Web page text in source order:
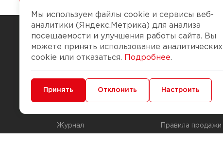
Чтобы вам легко работалось
Журнал
Доставка и оплата
Правила продажи
Мы используем файлы cookie и сервисы веб-
аналитики (Яндекс.Метрика) для анализа
посещаемости и улучшения работы сайта. Вы
можете принять использование аналитических
cookie или отказаться.
Подробнее.
Минимальные Функциональные/Аналитические
Принять Отклонить Настроить